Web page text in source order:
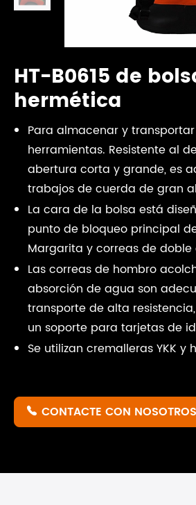
HT-B0615 de
hermética
Para almacenar y
herramientas. Resistente al
abertura corta y grande, es
trabajos de cuerda de gran
La cara de la bolsa está
punto de bloqueo principal
Margarita y correas de doble
Las correas de hombro
absorción de agua son
transporte de alta
un soporte para tarjetas de
Se utilizan cremalleras YKK y
 CONTACTE CON NOSOTROS